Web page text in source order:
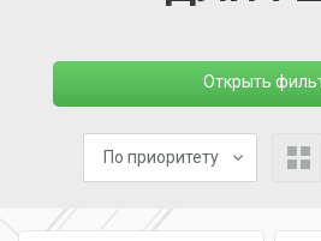
Открыть
По приоритету